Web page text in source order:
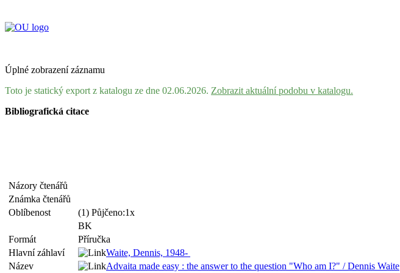
Úplné zobrazení záznamu
Toto je statický export z katalogu ze dne 02.06.2026. Zobrazit aktuální podobu v katalogu.
Bibliografická citace
Názory čtenářů
Známka čtenářů
Oblíbenost
(1) Půjčeno:1x
BK
Formát
Příručka
Hlavní záhlaví
Waite, Dennis, 1948-
Název
Advaita made easy : the answer to the question "Who am I?" / Dennis Waite